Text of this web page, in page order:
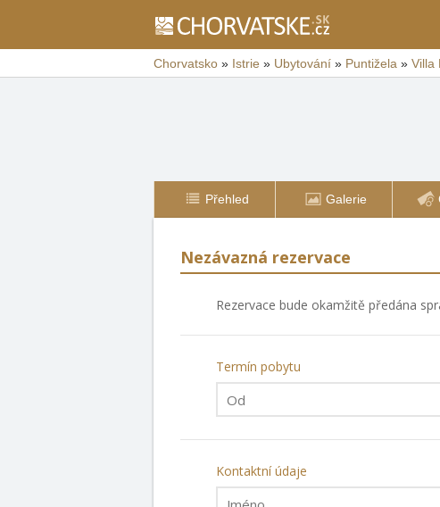
Chorvatsko » Istrie » Ubytování » Puntižela » Villa
Přehled Galerie
Nezávazná rezervace
Rezervace bude okamžitě předána
Termín pobytu
Kontaktní údaje